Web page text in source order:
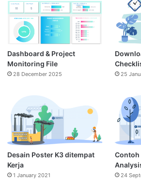
Dashboard & Project
Monitoring File
28 December 2025 25
Desain Poster K3 ditempat
Kerja
1 January 2021
Contoh
24